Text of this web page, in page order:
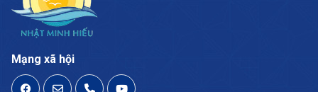
Mạng xã hội